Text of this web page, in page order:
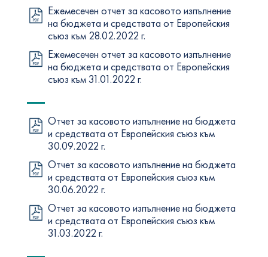
Ежемесечен отчет за касовото изпълнение
на бюджета и средствата от Европейския
съюз към 28.02.2022 г.
Ежемесечен отчет за касовото изпълнение
на бюджета и средствата от Европейския
съюз към 31.01.2022 г.
Отчет за касовото изпълнение на бюджета
и средствата от Европейския съюз към
30.09.2022 г.
Отчет за касовото изпълнение на бюджета
и средствата от Европейския съюз към
30.06.2022 г.
Отчет за касовото изпълнение на бюджета
и средствата от Европейския съюз към
31.03.2022 г.